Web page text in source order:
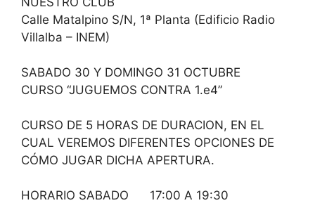
Calle Matalpino S/N, 1ª Planta (Edificio Radio
Villalba – INEM)
SABADO 30 Y DOMINGO 31 OCTUBRE
CURSO “JUGUEMOS CONTRA 1.e4”
CURSO DE 5 HORAS DE DURACION, EN EL
CUAL VEREMOS DIFERENTES OPCIONES DE
CÓMO JUGAR DICHA APERTURA.
HORARIO SABADO 17:00 A 19:30